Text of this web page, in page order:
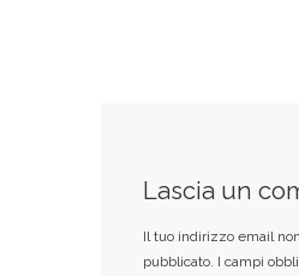
Lascia un
Il tuo indirizzo email
pubblicato. I campi